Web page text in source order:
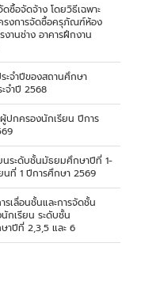
ซื้อจัดจ้าง โดยวิธีเฉพาะ
ครงการจัดซื้อครุภัณฑ์ห้อง
านช่าง อาคารฝึกงาน
ะจำปีของสถานศึกษา
จำปี 2568
ปกครองนักเรียน ปีการ
นระดับชั้นมัธยมศึกษาปีที่ 1-
นที่ 1 ปีการศึกษา 2569
รเลื่อนชั้นและการจัดชั้น
กเรียน ระดับชั้น
าปีที่ 2,3,5 และ 6